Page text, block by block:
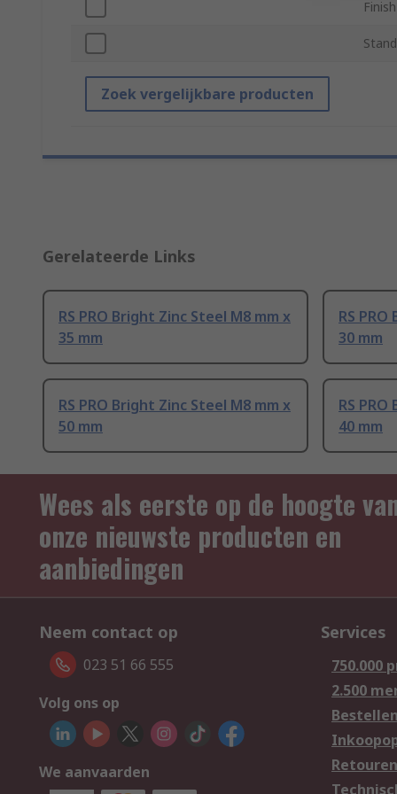
Finish
Zoek vergelijkbare producten
Gerelateerde Links
RS PRO Bright Zinc Steel M8 mm x
35 mm
RS
30 mm
RS PRO Bright Zinc Steel M8 mm x
50 mm
RS
40 mm
Wees als eerste op de hoogte
onze nieuwste producten en
aanbiedingen
Neem contact op
023 51 66 555
Volg ons op
We aanvaarden
Services
750.000
2.500
Bestellen
Retouren